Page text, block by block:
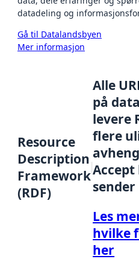
datadeling og
Gå til Datalandsbyen
Mer informasjon
Resource
Description
Framework
(RDF)
Alle
på
levere
flere
sender
Les
hvilke
her